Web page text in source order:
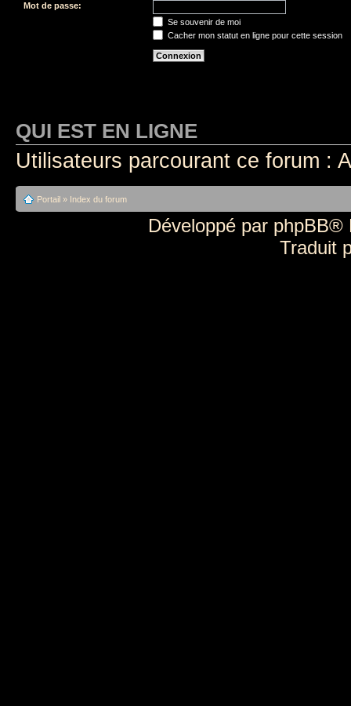
Mot de passe:
Se souvenir de moi
Cacher mon statut en ligne pour cette session
QUI EST EN LIGNE
Utilisateurs parcourant ce forum :
Portail » Index du forum
Développé par phpBB®
Traduit